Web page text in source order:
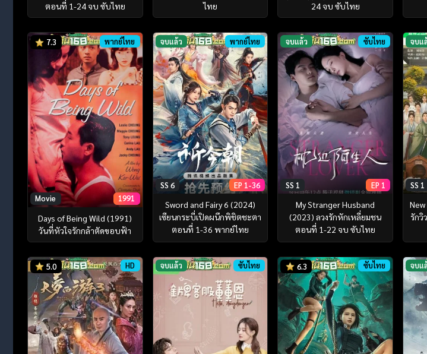
ตอนที่ 1-24 จบ ซับไทย
ไทย
24 จบ ซับไทย
7.3 พากย์ไทย
Movie 1991
Days of Being Wild (1991)
วันที่หัวใจรักกล้าตัดขอบฟ้า
จบแล้ว พากย์ไทย
SS 6 EP 1-36
Sword and Fairy 6 (2024)
เซียนกระบี่เปิดผนึกพิชิตชะตา
ตอนที่ 1-36 พากย์ไทย
จบแล้ว ซับไทย
SS 1 EP 1
My Stranger Husband
(2023) ลวงรักหักเหลี่ยมชน
ตอนที่ 1-22 จบ ซับไทย
จบแ
SS 1
รักวิ
5.0 HD จบแล้ว ซับไทย 6.3 ซับไทย จบแ